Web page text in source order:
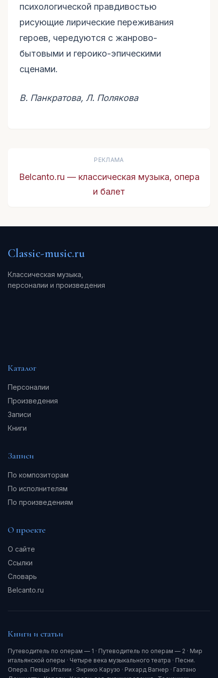
психологической правдивостью
рисующие лирические переживания
героев, чередуются с жанрово-
бытовыми и героико-эпическими
сценами.
В. Панкратова, Л. Полякова
РЕКЛАМА
Belcanto.ru — классическая музыка, опера
и балет
Classic-music.ru
Классическая музыка,
персоналии и произведения
Каталог
Персоналии
Произведения
Записи
Книги
Записи
По композиторам
По исполнителям
По произведениям
О проекте
О сайте
Ссылки
Словарь
Belcanto.ru
Книги и статьи
Путеводитель по операм — 1 · Путеводитель по операм — 2 · Мир
итальянской оперы · Четыре века музыкального театра · Песни.
Опера. Певцы Италии · Энрико Карузо · Рихард Вагнер · Гаэтано